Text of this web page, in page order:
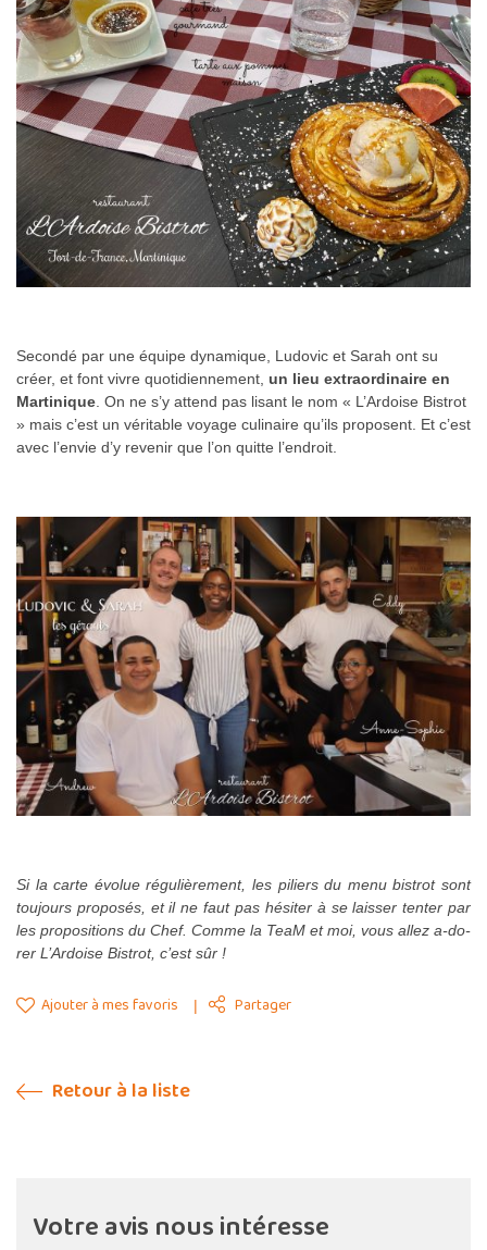
Secondé par une équipe dynamique, Ludovic et Sarah ont su
créer, et font vivre quotidiennement, un lieu extraordinaire en
Martinique . On ne s’y attend pas lisant le nom « L’Ardoise Bistrot
» mais c’est un véritable voyage culinaire qu’ils proposent. Et c’est
avec l’envie d’y revenir que l’on quitte l’endroit.
Si la carte évolue régulièrement, les piliers du menu bistrot sont
toujours proposés, et il ne faut pas hésiter à se laisser tenter par
les propositions du Chef. Comme la TeaM et moi, vous allez a-do-
rer L’Ardoise Bistrot, c’est sûr !
Ajouter à mes favoris Partager
Retour à la liste
Votre avis nous intéresse